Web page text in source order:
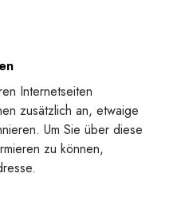
Internetseiten
zusätzlich an, etwaige
Um Sie über diese
zu können,